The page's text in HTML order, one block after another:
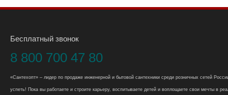
Бесплатный звонок
8 800 700 47 80
«Сантехопт» – лидер по продаже инженерной и бытовой сантехники среди розничных сетей
успеть! Пока вы работаете и строите карьеру, воспитываете детей и воплощаете свои мечты в